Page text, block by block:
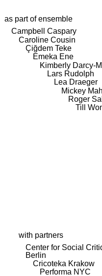
as part of ensemble
Campbell Caspary
Caroline Cousin
Çiğdem Teke
Emeka Ene
Kimberly Darcy-
Lars Rudolph
Lea Draeger
Mickey
Roger
Till
with partners
Center for Social
Berlin
Cricoteka Krakow
Performa NYC